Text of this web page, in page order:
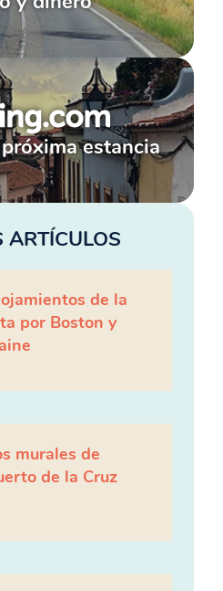
estancia
ARTÍCULOS
de la
por Boston y
murales de
de la Cruz